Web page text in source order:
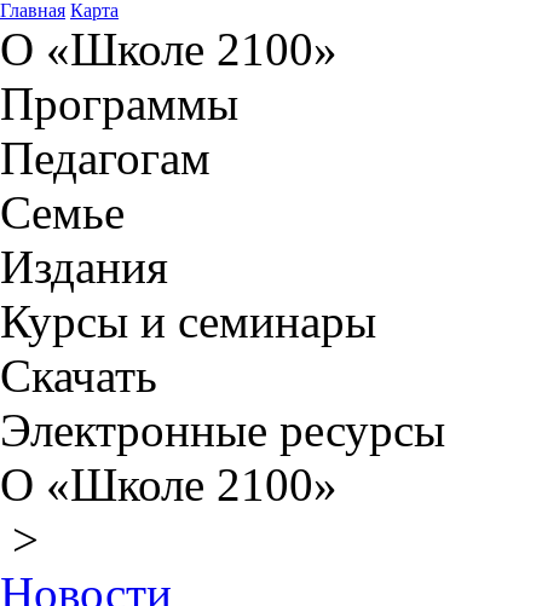
Главная Карта
О «Школе 2100»
Программы
Педагогам
Семье
Издания
Курсы и семинары
Скачать
Электронные ресурсы
О «Школе 2100»
>
Новости